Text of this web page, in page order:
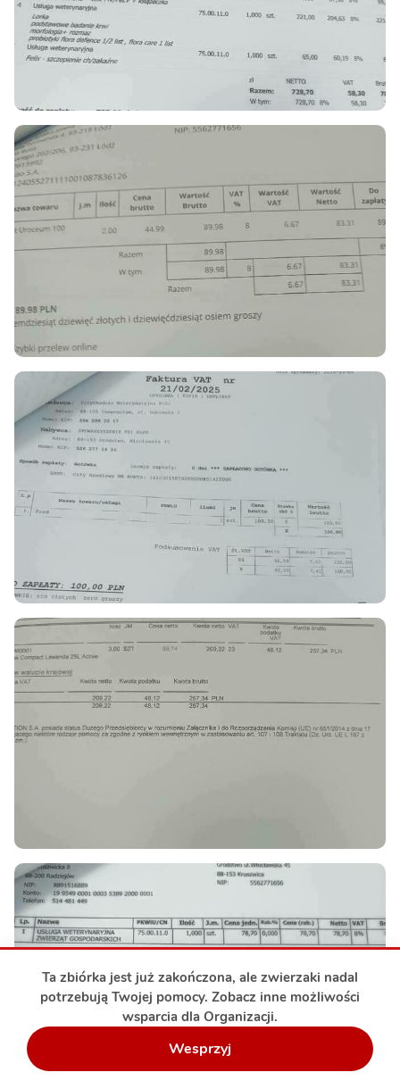
Ta zbiórka jest już zakończona, ale zwierzaki nadal
potrzebują Twojej pomocy. Zobacz inne możliwości
wsparcia dla Organizacji.
Wesprzyj